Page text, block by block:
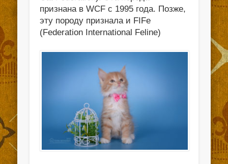
признана в WCF с 1995 года. Позже,
эту породу признала и FIFe
(Federation International Feline)